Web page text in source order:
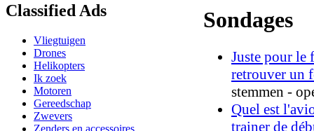
Classified Ads
Vliegtuigen
Drones
Helikopters
Ik zoek
Motoren
Gereedschap
Zwevers
Zenders en accessoires
Sondages
Juste pour le
retrouver un
stemmen -
Quel est
trainer de